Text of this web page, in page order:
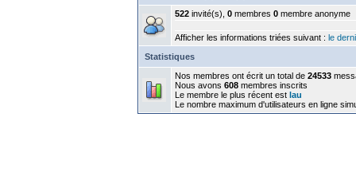
522 invité(s), 0 membres 0 membre anonyme
Afficher les informations triées suivant : le
Statistiques
Nos membres ont écrit un total de 24533
Nous avons 608 membres inscrits
Le membre le plus récent est lau
Le nombre maximum d'utilisateurs en ligne